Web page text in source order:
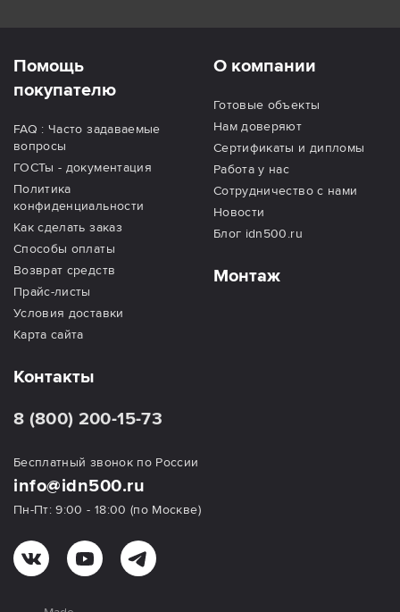
Помощь
покупателю
FAQ : Часто задаваемые
вопросы
ГОСТы - документация
Политика
конфиденциальности
Как сделать заказ
Способы оплаты
Возврат средств
Прайс-листы
Условия доставки
Карта сайта
О компании
Готовые объекты
Нам доверяют
Сертификаты и дипломы
Работа у нас
Сотрудничество с нами
Новости
Блог idn500.ru
Монтаж
Контакты
8 (800) 200-15-73
Бесплатный звонок по России
info@idn500.ru
Пн-Пт: 9:00 - 18:00 (по Москве)